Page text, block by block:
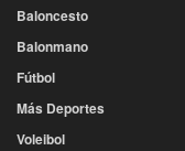
Baloncesto
Balonmano
Fútbol
Más Deportes
Voleibol